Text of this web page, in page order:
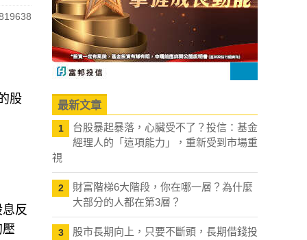
股
反
最新文章
1
台股暴起暴落，心臟受不了？投信：基金
經理人的「這項能力」，重新受到市場重
視
2
財富階梯6大階段，你在哪一層？為什麼
大部分的人都在第3層？
3
股市長期向上，只要不斷頭，長期借錢投